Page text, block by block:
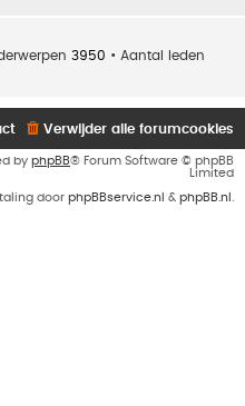
3950 • Aantal leden
Verwijder alle forumcookies
by phpBB® Forum Software © phpBB
Limited
door phpBBservice.nl & phpBB.nl